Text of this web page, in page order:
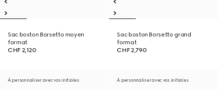
Sac boston Borsetto moyen
format
CHF 2,120
Sac boston Borsetto grand
format
CHF 2,790
À personnaliser avec vos initiales À personnaliser avec vos initiales